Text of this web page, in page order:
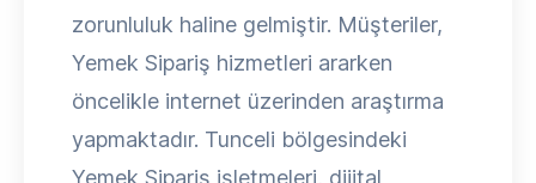
zorunluluk haline gelmiştir. Müşteriler,
Yemek Sipariş hizmetleri ararken
öncelikle internet üzerinden araştırma
yapmaktadır. Tunceli bölgesindeki
Yemek Sipariş işletmeleri, dijital